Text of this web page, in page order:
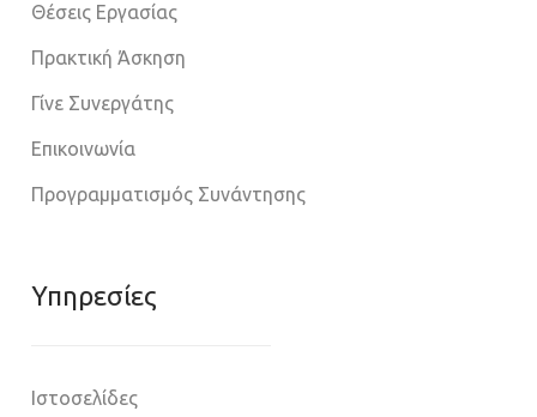
Θέσεις Εργασίας
Πρακτική Άσκηση
Γίνε Συνεργάτης
Επικοινωνία
Προγραμματισμός Συνάντησης
Υπηρεσίες
Ιστοσελίδες